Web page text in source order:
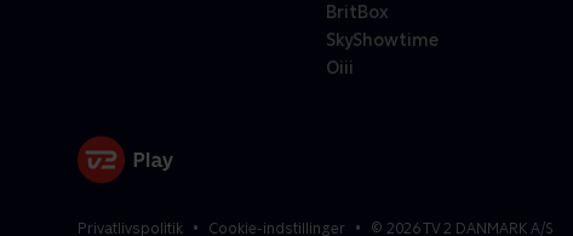
BritBox
SkyShowtime
Oiii
Privatlivspolitik Cookie-indstillinger © 2026TV 2 DANMARK A/S